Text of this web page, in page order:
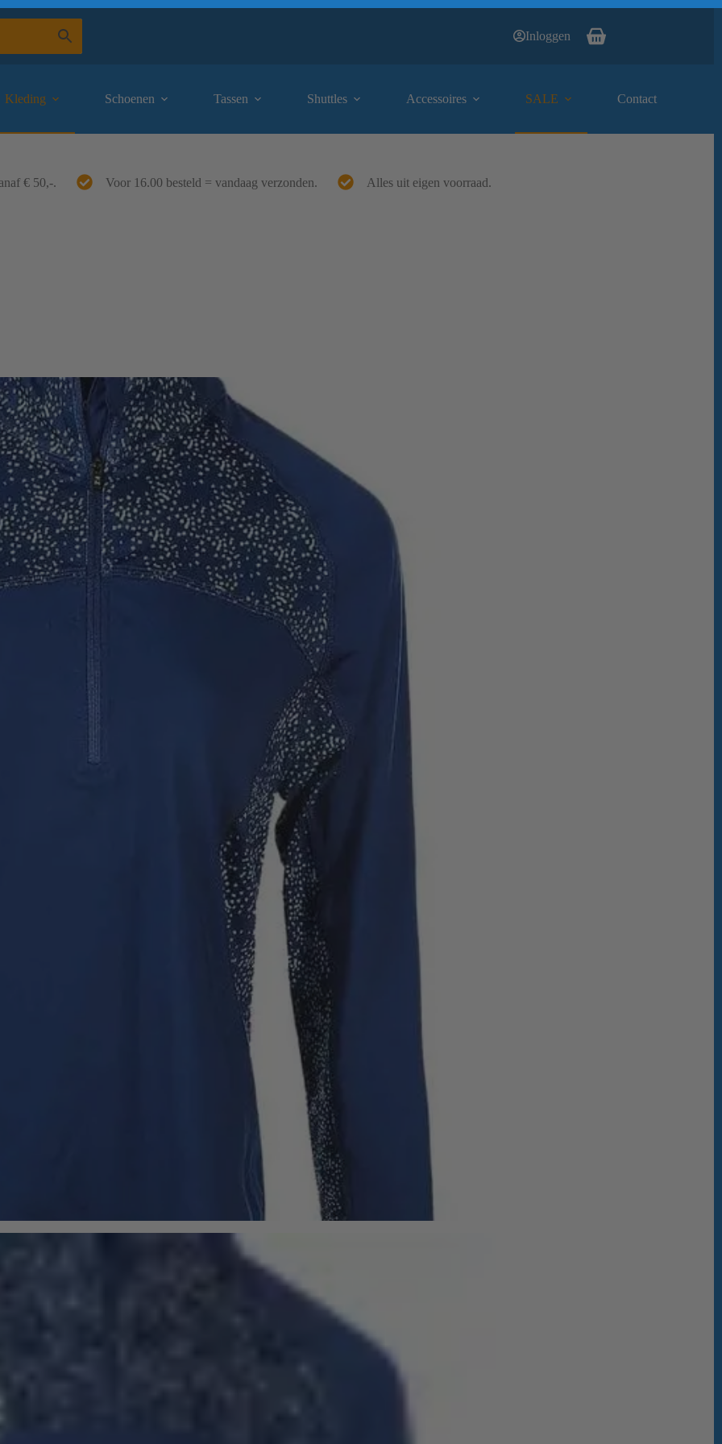
Inloggen Winkelwagen
Kleding Schoenen Tassen Shuttles Accessoires SALE Contact
€ 50,-. Voor 16.00 besteld = vandaag verzonden. Alles uit eigen voorraad.